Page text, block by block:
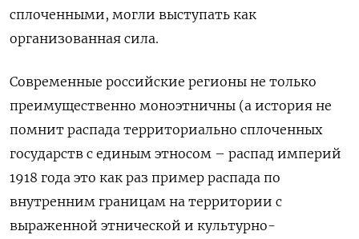
сплоченными, могли выступать как
организованная сила.
Современные российские регионы не только
преимущественно моноэтничны (а история не
помнит распада территориально сплоченных
государств с единым этносом – распад империй
1918 года это как раз пример распада по
внутренним границам на территории с
выраженной этнической и культурно-